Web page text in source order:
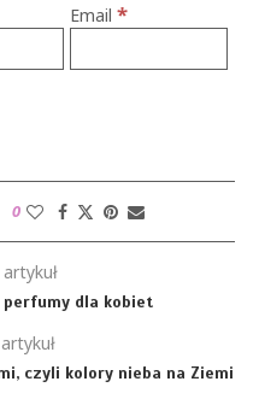
Email*
0
perfumy dla kobiet
czyli kolory nieba na Ziemi